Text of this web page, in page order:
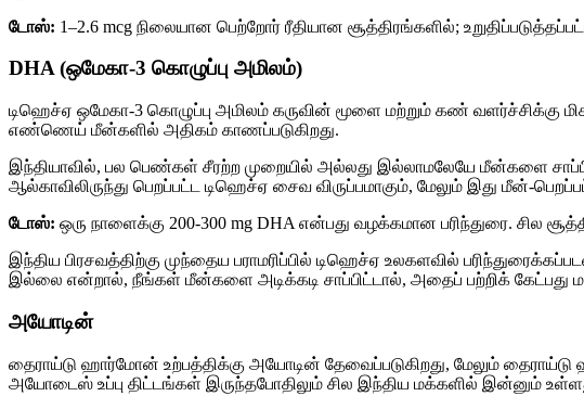
டோஸ்: 1–2.6 mcg நிலையான பெற்றோர் ரீதியான சூத்திரங்களில்;
DHA (ஒமேகா-3 கொழுப்பு அமிலம்)
டிஹெச்ஏ ஒமேகா-3 கொழுப்பு அமிலம் கருவின் மூளை மற்றும் கண் வளர்ச்சிக்கு
எண்ணெய் மீன்களில் அதிகம் காணப்படுகிறது.
இந்தியாவில், பல பெண்கள் சீரற்ற முறையில் அல்லது இல்லாமலேயே மீன்களை
ஆல்காவிலிருந்து பெறப்பட்ட டிஹெச்ஏ சைவ விருப்பமாகும், மேலும் இது மீன்-
டோஸ்: ஒரு நாளைக்கு 200-300 mg DHA என்பது வழக்கமான பரிந்துரை. சில
இந்திய பிரசவத்திற்கு முந்தைய பராமரிப்பில் டிஹெச்ஏ உலகளவில்
இல்லை என்றால், நீங்கள் மீன்களை அடிக்கடி சாப்பிட்டால், அதைப் பற்றிக் கேட்பது
அயோடின்
தைராய்டு ஹார்மோன் உற்பத்திக்கு அயோடின் தேவைப்படுகிறது, மேலும்
அயோடைஸ் உப்பு திட்டங்கள் இருந்தபோதிலும் சில இந்திய மக்களில் இன்னும்